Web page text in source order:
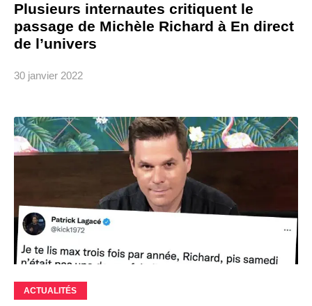
Plusieurs internautes critiquent le
passage de Michèle Richard à En direct
de l’univers
30 janvier 2022
ACTUALITÉS